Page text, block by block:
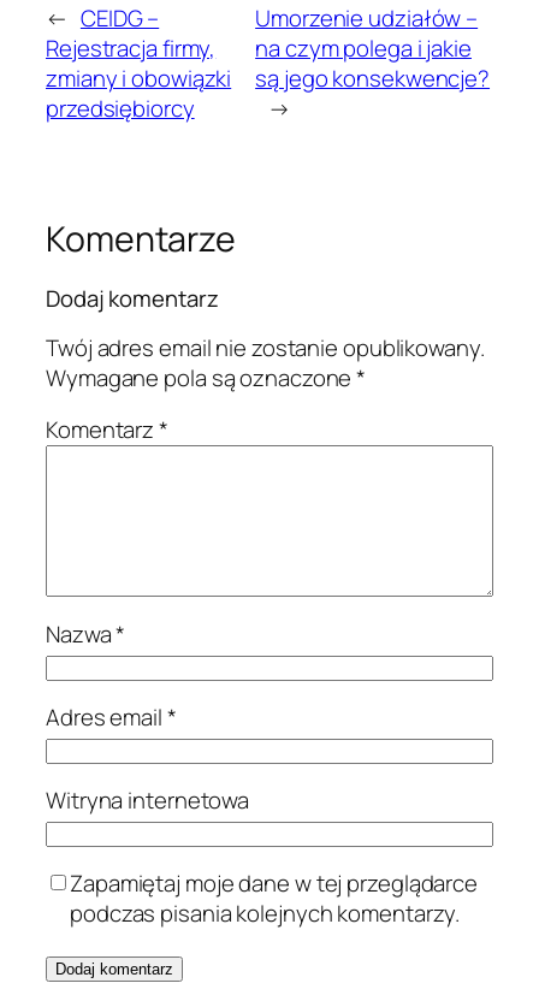
← CEIDG –
Rejestracja firmy,
zmiany i obowiązki
przedsiębiorcy
Umorzenie udziałów –
na czym polega i jakie
są jego konsekwencje?
→
Komentarze
Dodaj komentarz
Twój adres email nie zostanie opublikowany.
Wymagane pola są oznaczone*
Komentarz*
Nazwa*
Adres email*
Witryna internetowa
Zapamiętaj moje dane w tej przeglądarce
podczas pisania kolejnych komentarzy.